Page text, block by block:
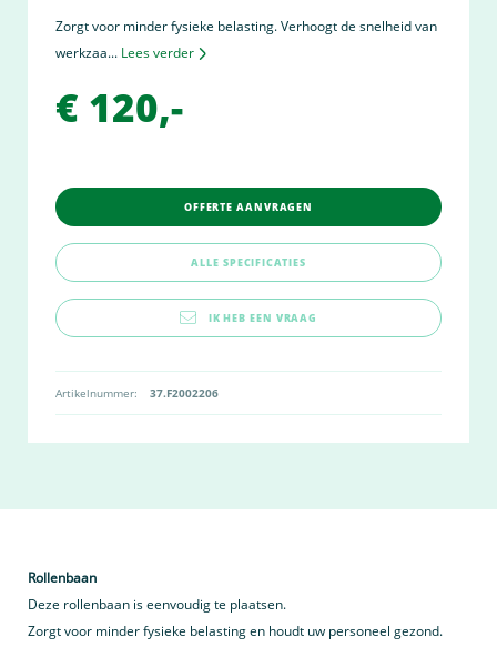
Zorgt voor minder fysieke belasting. Verhoogt de snelheid van
werkzaa... Lees verder
€ 120,-
OFFERTE AANVRAGEN
ALLE SPECIFICATIES
IK HEB EEN VRAAG
Artikelnummer: 37.F2002206
Rollenbaan
Deze rollenbaan is eenvoudig te plaatsen.
Zorgt voor minder fysieke belasting en houdt uw personeel gezond.